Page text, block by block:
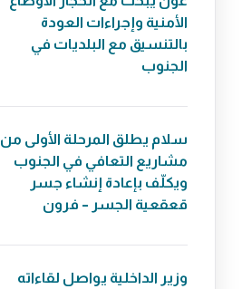
الأمنية وإجراءات العودة
بالتنسيق مع البلديات في
الجنوب
سلام يطلق المرحلة الأولى من
مشاريع التعافي في الجنوب
ويكلّف بإعادة إنشاء جسر
قعقعية الجسر – فرون
وزير الداخلية يواصل لقاءاته